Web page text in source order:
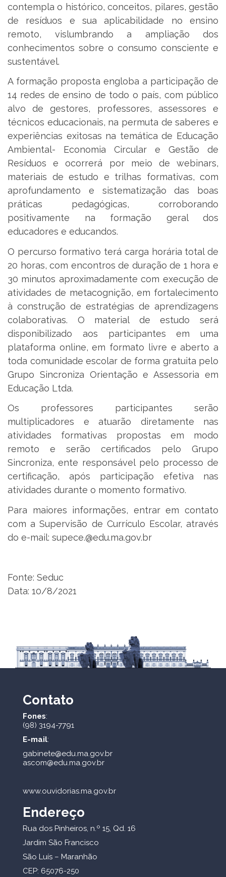
contempla o histórico, conceitos, pilares, gestão
de resíduos e sua aplicabilidade no ensino
remoto, vislumbrando a ampliação dos
conhecimentos sobre o consumo consciente e
sustentável.
A formação proposta engloba a participação de
14 redes de ensino de todo o país, com público
alvo de gestores, professores, assessores e
técnicos educacionais, na permuta de saberes e
experiências exitosas na temática de Educação
Ambiental- Economia Circular e Gestão de
Resíduos e ocorrerá por meio de webinars,
materiais de estudo e trilhas formativas, com
aprofundamento e sistematização das boas
práticas pedagógicas, corroborando
positivamente na formação geral dos
educadores e educandos.
O percurso formativo terá carga horária total de
20 horas, com encontros de duração de 1 hora e
30 minutos aproximadamente com execução de
atividades de metacognição, em fortalecimento
à construção de estratégias de aprendizagens
colaborativas. O material de estudo será
disponibilizado aos participantes em uma
plataforma online, em formato livre e aberto a
toda comunidade escolar de forma gratuita pelo
Grupo Sincroniza Orientação e Assessoria em
Educação Ltda.
Os professores participantes serão
multiplicadores e atuarão diretamente nas
atividades formativas propostas em modo
remoto e serão certificados pelo Grupo
Sincroniza, ente responsável pelo processo de
certificação, após participação efetiva nas
atividades durante o momento formativo.
Para maiores informações, entrar em contato
com a Supervisão de Currículo Escolar, através
do e-mail: supece.@edu.ma.gov.br
Fonte: Seduc
Data: 10/8/2021
Contato
Fones:
(98) 3194-7791
E-mail:
gabinete@edu.ma.gov.br
ascom@edu.ma.gov.br
www.ouvidorias.ma.gov.br
Endereço
Rua dos Pinheiros, n.º 15, Qd. 16
Jardim São Francisco
São Luís – Maranhão
CEP: 65076-250